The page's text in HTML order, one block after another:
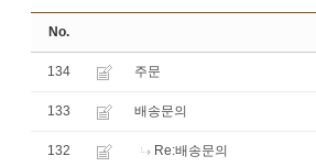
No.
134 주문
133 배송문의
132 Re:배송문의